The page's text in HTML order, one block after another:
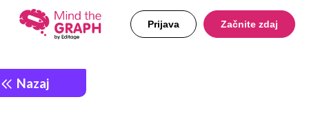
Prijava Začnite zdaj
Nazaj